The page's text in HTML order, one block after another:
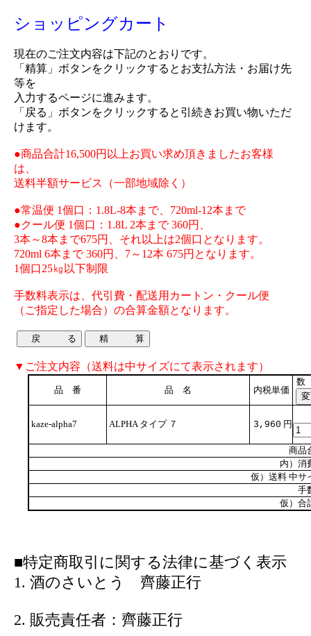
ショッピングカート
現在のご注文内容は下記のとおりです。
「精算」ボタンをクリックするとお支払方法・お届け先
等を
入力するページに進みます。
「戻る」ボタンをクリックすると引続きお買い物いただ
けます。
●商品合計16,500円以上お買い求め頂きましたお客様
は、
送料半額サービス（一部地域除く）
●常温便 1個口：1.8L-8本まで、720ml-12本まで
●クール便 1個口：1.8L 2本まで 360円、
3本～8本まで675円、それ以上は2個口となります。
720ml 6本まで 360円、7～12本 675円となります。
1個口25㎏以下制限
手数料表示は、代引費・配送用カートン・クール便
（ご指定した場合）の合算金額となります。
▼ご注文内容（送料は中サイズにて表示されます）
品 番 品 名 内税単価
数
kaze-alpha7 ALPHA タイプ ７ 3,960 円
商品
内）消
仮）送料 中サ
手
仮）合
■特定商取引に関する法律に基づく表示
1. 酒のさいとう 齊藤正行
2. 販売責任者：齊藤正行